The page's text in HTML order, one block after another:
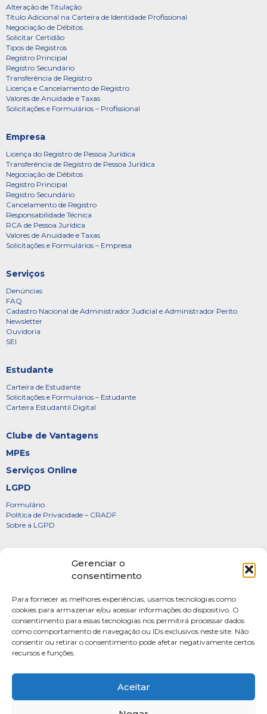
Gerenciar o
consentimento
Para fornecer as melhores experiências, usamos tecnologias como
cookies para armazenar e/ou acessar informações do dispositivo. O
consentimento para essas tecnologias nos permitirá processar dados
como comportamento de navegação ou IDs exclusivos neste site. Não
consentir ou retirar o consentimento pode afetar negativamente certos
recursos e funções.
Aceitar
Alteração de Titulação
Título Adicional na Carteira de Identidade Profissional
Negociação de Débitos
Solicitar Certidão
Tipos de Registros
Registro Principal
Registro Secundário
Transferência de Registro
Licença e Cancelamento de Registro
Valores de Anuidade e Taxas
Solicitações e Formulários – Profissional
Empresa
Licença do Registro de Pessoa Jurídica
Transferência de Registro de Pessoa Jurídica
Negociação de Débitos
Registro Principal
Registro Secundário
Cancelamento de Registro
Responsabilidade Técnica
RCA de Pessoa Jurídica
Valores de Anuidade e Taxas
Solicitações e Formulários – Empresa
Serviços
Denúncias
FAQ
Cadastro Nacional de Administrador Judicial e Administrador Perito
Newsletter
Ouvidoria
SEI
Estudante
Carteira de Estudante
Solicitações e Formulários – Estudante
Carteira Estudantil Digital
Clube de Vantagens
MPEs
Serviços Online
LGPD
Formulário
Política de Privacidade – CRADF
Sobre a LGPD
Diretoria
FOTOS
Webmail
Artigos
Escritores do Sistema